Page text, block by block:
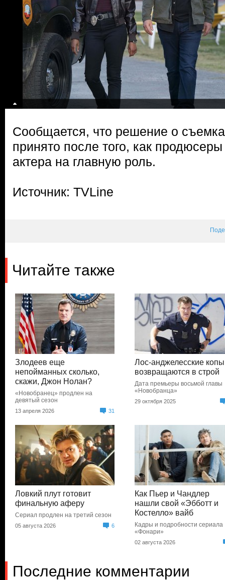
Сообщается, что решение о
принято после того, как
актера на главную роль.
Источник: TVLine
Читайте также
Злодеев еще
непойманных сколько,
скажи, Джон Нолан?
«Новобранец» продлен на
девятый сезон
13 апреля 2026 31
Лос-анджелесские копы
возвращаются в строй
Дата премьеры восьмой главы
«Новобранца»
29 октября 2025
Ловкий плут готовит
финальную аферу
Сериал продлен на третий сезон
05 августа 2026 6
Как Пьер и Чандлер
нашли свой «Эбботт и
Костелло» вайб
Кадры и подробности сериала
«Фонари»
02 августа 2026
Последние комментарии